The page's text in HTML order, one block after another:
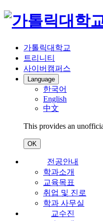
가톨릭대학교
트리니티
사이버캠퍼스
Language
한국어
English
中文
This provides an
OK
전공안내
학과소개
교육목표
취업 및 진로
학과 사무실
교수진